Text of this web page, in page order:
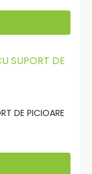
DE PICIOARE